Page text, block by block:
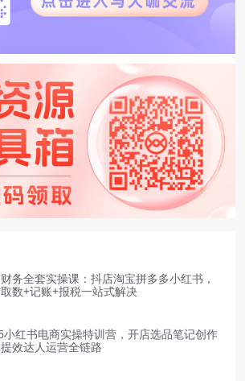
务全套实操课：抖店淘宝拼多多小红书，
数+记账+报税一站式解决
小红书电商实操特训营，开店选品笔记创作
效达人运营全链路